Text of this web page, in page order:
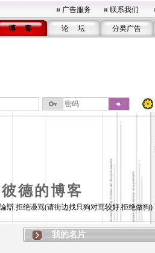
广告服务 联系我们
博 客 论 坛 分类广告
彼德的博客
辯.拒绝谩骂(请街边找只狗对骂较好.拒绝做狗)
我的名片